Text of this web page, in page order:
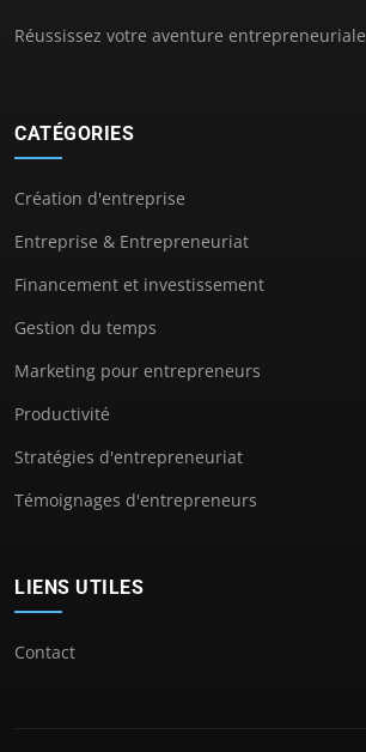
Réussissez votre aventure entrepreneuriale
CATÉGORIES
Création d'entreprise
Entreprise & Entrepreneuriat
Financement et investissement
Gestion du temps
Marketing pour entrepreneurs
Productivité
Stratégies d'entrepreneuriat
Témoignages d'entrepreneurs
LIENS UTILES
Contact